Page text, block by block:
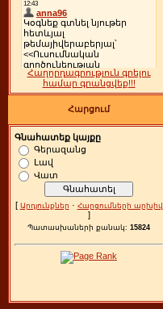
Հաղորդագրություն գրելու
համար գրանցվեք!!!
Հարցում
Գնահատեք կայքը
Գերազանց
Լավ
Վատ
[ Արդյունքներ · Հարցումների արխիվ
]
Պատասխաների քանակ: 15824